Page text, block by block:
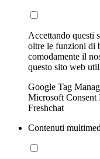
Accettando questi
oltre le funzioni di
comodamente il
questo sito web
Google Tag
Microsoft Consent
Freshchat
Contenuti